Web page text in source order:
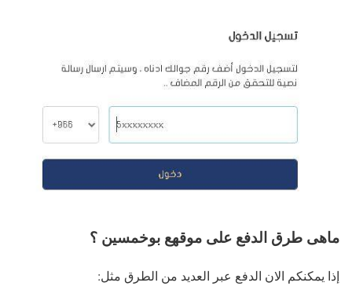
ماهى طرق الدفع على موقهع بوخمسين ؟
إذا يمكنكم الان الدفع عبر العديد من الطرق مثل: